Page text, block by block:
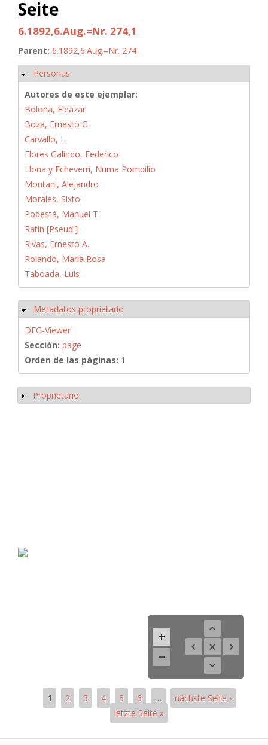
Seite
6.1892,6.Aug.=Nr. 274,1
Parent: 6.1892,6.Aug.=Nr. 274
Ocultar
Personas
Autores de este ejemplar:
Boloña, Eleazar
Boza, Ernesto G.
Carvallo, L.
Flores Galindo, Federico
Llona y Echeverri, Numa Pompilio
Montani, Alejandro
Morales, Sixto
Podestá, Manuel T.
Ratín [Pseud.]
Rivas, Ernesto A.
Rolando, María Rosa
Taboada, Luis
Ocultar
Metadatos proprietario
DFG-Viewer
Sección: page
Orden de las páginas: 1
Mostrar
Proprietario
1 2 3 4 5 6 …
nächste Seite ›
letzte Seite »